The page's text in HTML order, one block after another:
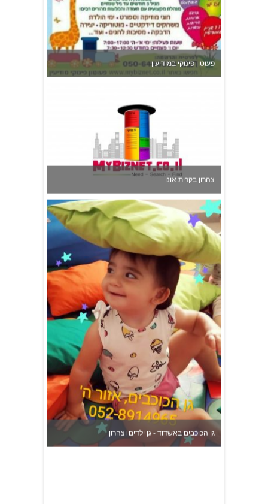
פעוטון פינוקי במודיעין
צהרון בקרית אונו
גן הכוכבים באשדוד - גן ילדים וצהרון